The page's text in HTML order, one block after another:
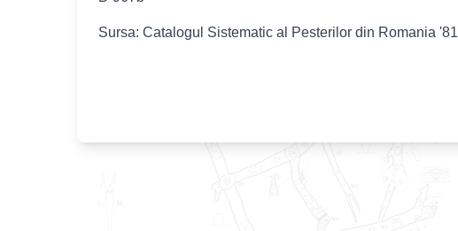
Sursa: Catalogul Sistematic al Pesterilor din Romania '81